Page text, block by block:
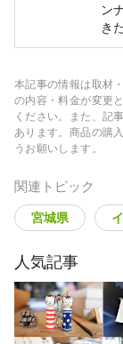
ン
き
タ
式
本記事の情報は取材
の内容・料金が変更
ください。また、記
あります。商品の購
うお願いします。
関連トピック
宮城県
人気記事